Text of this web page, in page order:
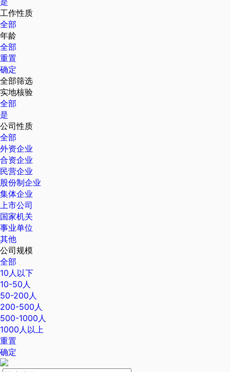
工作性质
全部
年龄
全部
重置
确定
全部筛选
实地核验
全部
是
公司性质
全部
外资企业
合资企业
民营企业
股份制企业
集体企业
上市公司
国家机关
事业单位
其他
公司规模
全部
10人以下
10-50人
50-200人
200-500人
500-1000人
1000人以上
重置
确定